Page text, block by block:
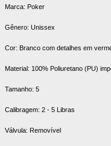
Marca: Poker
Gênero: Unissex
Cor: Branco com detalhes em
Material: 100% Poliuretano (PU)
Tamanho: 5
Calibragem: 2 - 5 Libras
Válvula: Removível